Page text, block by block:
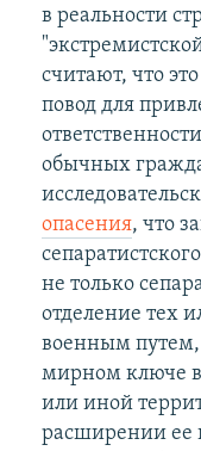
в реальности
считают, что
повод для
обычных
опасения, что
не только
отделение тех
военным путем,
мирном ключе
или иной
расширении ее